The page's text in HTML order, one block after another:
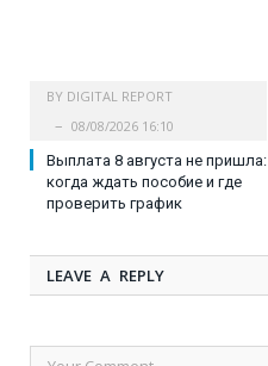
BY DIGITAL REPORT
08/08/2026 16:10
Выплата 8 августа не пришла:
когда ждать пособие и где
проверить график
LEAVE A REPLY